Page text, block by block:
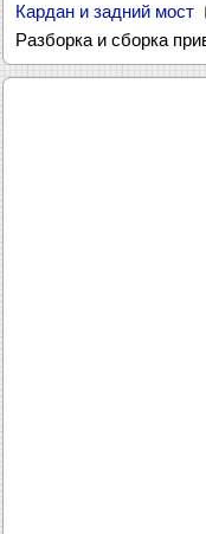
Кардан и задний мост
Разборка и сборка